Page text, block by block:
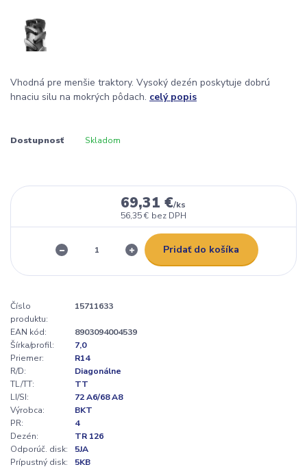
Vhodná pre menšie traktory. Vysoký dezén poskytuje dobrú
hnaciu silu na mokrých pôdach. celý popis
Dostupnosť Skladom
69,31 €/ks
56,35 € bez DPH
Pridať do košíka
Číslo
produktu:
15711633
EAN kód:
8903094004539
Šírka/profil:
7,0
Priemer:
R14
R/D:
Diagonálne
TL/TT:
TT
LI/SI:
72 A6/68 A8
Výrobca:
BKT
PR:
4
Dezén:
TR 126
Odporúč. disk:
5JA
Prípustný disk:
5KB